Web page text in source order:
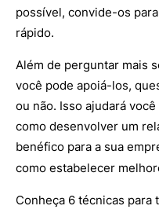
possível, convide-os
rápido.
Além de perguntar mais
você pode apoiá-los,
ou não. Isso ajudará
como desenvolver um
benéfico para a sua
como estabelecer
Conheça 6 técnicas para